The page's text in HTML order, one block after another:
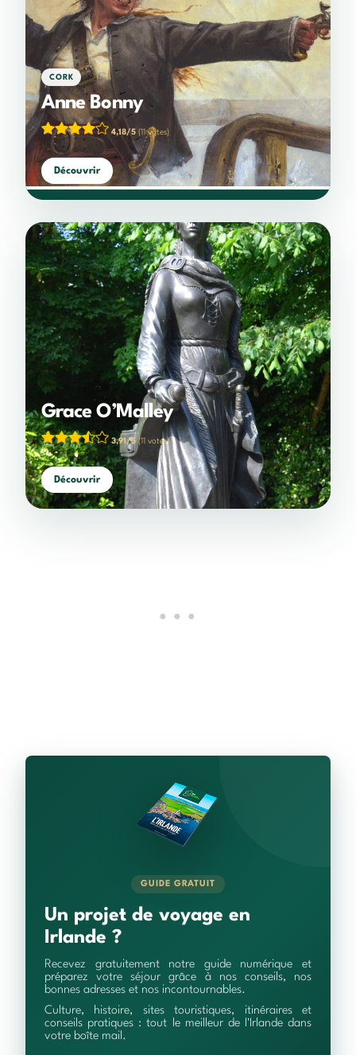
CORK
Anne Bonny
4,18/5 (11 votes)
Découvrir
Grace O’Malley
3,91/5(11 votes)
Découvrir
GUIDE GRATUIT
Un projet de voyage en
Irlande ?
Recevez gratuitement notre guide numérique et
préparez votre séjour grâce à nos conseils, nos
bonnes adresses et nos incontournables.
Culture, histoire, sites touristiques, itinéraires et
conseils pratiques : tout le meilleur de l'Irlande dans
votre boîte mail.